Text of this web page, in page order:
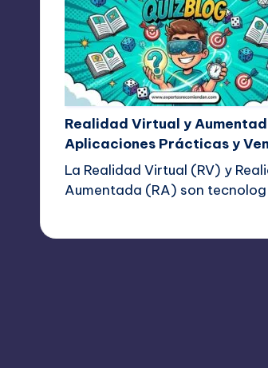
Realidad Virtual y
Aplicaciones Prácticas y
La Realidad Virtual (RV) y
Aumentada (RA) son